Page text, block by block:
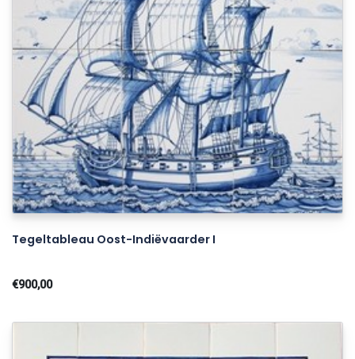
Tegeltableau Oost-Indiëvaarder I
€900,00